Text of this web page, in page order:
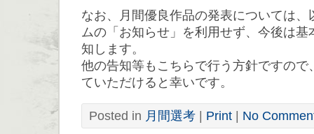
なお、月間優良作品の発表については、
ムの「お知らせ」を利用せず、今後は
知します。
他の告知等もこちらで行う方針ですので
ていただけると幸いです。
Posted in 月間選考 | Print | No